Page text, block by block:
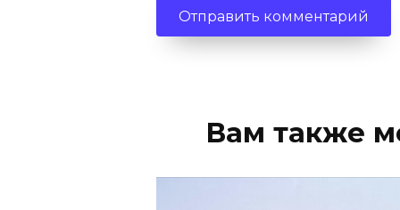
Вам также